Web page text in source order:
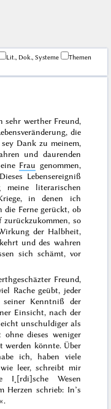
Lit., Dok., Systeme
Themen
sehr werther Freund,
die
Dank zu meinem,
und daurenden
Frau genommen,
Lebensereigniß
literarischen
in denen ich
die Ferne gerückt, ob
so
der Halbheit,
und des wahren
sich schämt, vor
Freund,
Rache geübt, jeder
seinerKenntniß der
Einsicht, nach der
unschuldiger als
dieses weniger
werden könnte. Über
ich, haben viele
leer, schreibt mir
Wesen
Herzen schrieb: In’s
«.